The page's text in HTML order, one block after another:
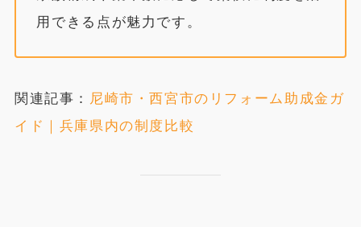
用できる点が魅力です。
関連記事： 尼崎市・西宮市のリフォーム助成金ガ
イド｜兵庫県内の制度比較